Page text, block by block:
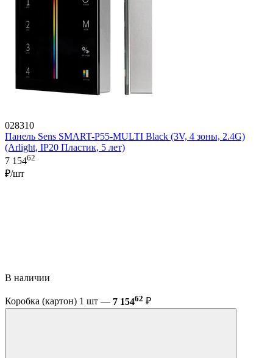
028310
Панель Sens SMART-P55-MULTI Black (3V, 4 зоны, 2.4G)
(Arlight, IP20 Пластик, 5 лет)
7 15462
₽/шт
В наличии
Коробка (картон) 1 шт — 7 15462 ₽